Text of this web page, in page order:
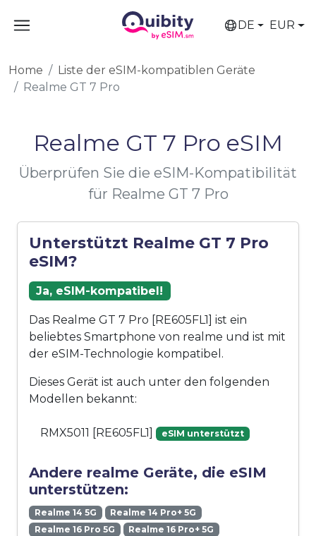
DE EUR
Home
Liste der eSIM-kompatiblen Geräte
Realme GT 7 Pro
Realme GT 7 Pro eSIM
Überprüfen Sie die eSIM-Kompatibilität
für Realme GT 7 Pro
Unterstützt Realme GT 7 Pro
eSIM?
Ja, eSIM-kompatibel!
Das Realme GT 7 Pro [RE605FL1] ist ein
beliebtes Smartphone von realme und ist mit
der eSIM-Technologie kompatibel.
Dieses Gerät ist auch unter den folgenden
Modellen bekannt:
RMX5011 [RE605FL1] eSIM unterstützt
Andere realme Geräte, die eSIM
unterstützen:
Realme 14 5G
Realme 14 Pro+ 5G
Realme 16 Pro 5G
Realme 16 Pro+ 5G